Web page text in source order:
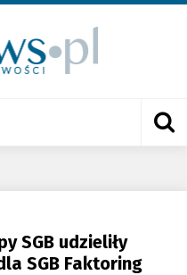
SGB udzieliły
SGB Faktoring